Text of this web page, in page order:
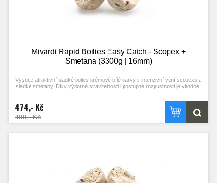
Mivardi Rapid Boilies Easy Catch - Scopex +
Smetana (3300g | 16mm)
Vysoce atraktivní sladké bolies krémově bílé barvy s intenzivní vůní scopexu a
sladké smetany. Díky výborné stravitelnosti i postupné rozpustnosti je vhodné i
474,- Kč
499,- Kč